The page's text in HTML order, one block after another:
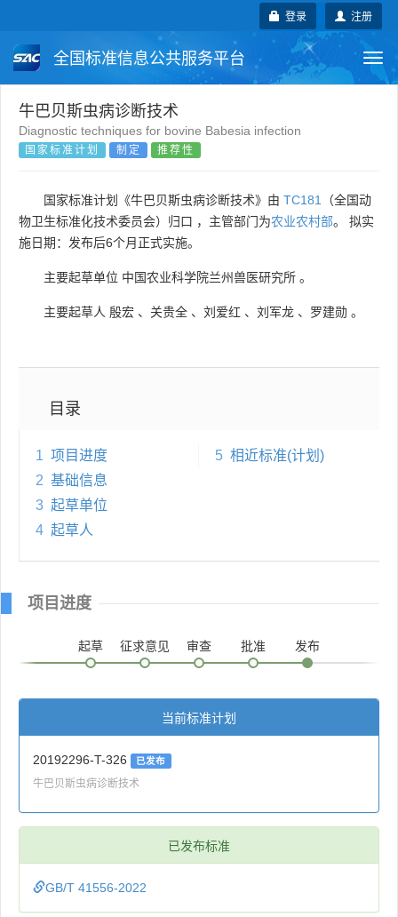
注册
登录
全国标准信息公共服务平台
国家标准 行业标准
团体标准 企业标准
国外标准 技术委员会
牛巴贝斯虫病诊断技术
Diagnostic techniques for bovine Babesia infection
国家标准计划 制定 推荐性
国家标准计划《牛巴贝斯虫病诊断技术》由 TC181
（全国动
物卫生标准化技术委员会）归口 ，主管部门为农业农村部。 拟实
施日期：发布后6个月正式实施。
主要起草单位 中国农业科学院兰州兽医研究所 。
主要起草人 殷宏 、 关贵全 、 刘爱红 、 刘军龙 、 罗建勋 。
目录
1 项目进度
2 基础信息
3 起草单位
4 起草人
5 相近标准(计划)
项目进度
起草 征求意见 审查 批准 发布
当前标准计划
20192296-T-326 已发布
牛巴贝斯虫病诊断技术
已发布标准
GB/T 41556-2022